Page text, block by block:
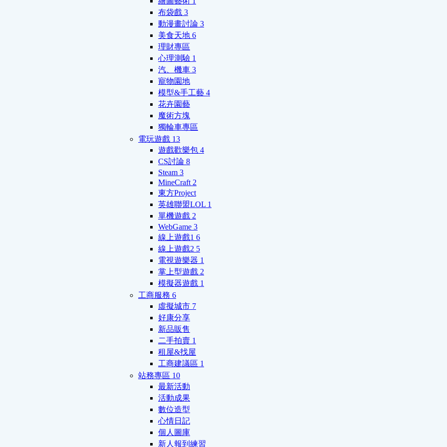
布袋戲 3
動漫畫討論 3
美食天地 6
理財專區
心理測驗 1
汽、機車 3
寵物園地
模型&手工藝 4
花卉園藝
魔術方塊
獨輪車專區
電玩遊戲 13
遊戲歡樂包 4
CS討論 8
Steam 3
MineCraft 2
東方Project
英雄聯盟LOL 1
單機遊戲 2
WebGame 3
線上遊戲1 6
線上遊戲2 5
電視遊樂器 1
掌上型遊戲 2
模擬器遊戲 1
工商服務 6
虛擬城市 7
好康分享
新品販售
二手拍賣 1
租屋&找屋
工商建議區 1
站務專區 10
最新活動
活動成果
數位造型
心情日記
個人圖庫
新人報到練習